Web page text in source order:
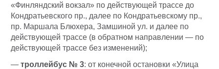
«Финляндский вокзал» по действующей трассе до
Кондратьевского пр., далее по Кондратьевскому пр.,
пр. Маршала Блюхера, Замшиной ул. и далее по
действующей трассе (в обратном направлении — по
действующей трассе без изменений);
— троллейбус № 3: от конечной остановки «Улица